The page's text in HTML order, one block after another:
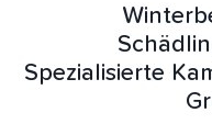
Spezialisierte